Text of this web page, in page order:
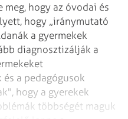
hogy az óvodai és
hogy „iránymutató
a gyermekek
diagnosztizálják a
a pedagógusok
hogy a gyerekek
több­ségét maguk